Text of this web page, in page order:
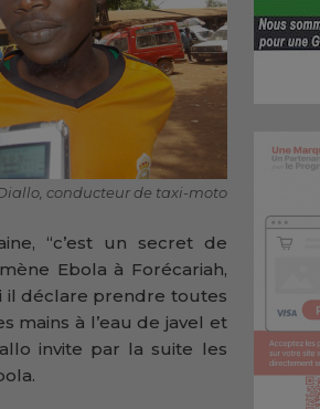
conducteur de taxi-moto
‘‘c’est un secret de
Ebola à Forécariah,
il déclare prendre toutes
mains à l’eau de javel et
invite par la suite les